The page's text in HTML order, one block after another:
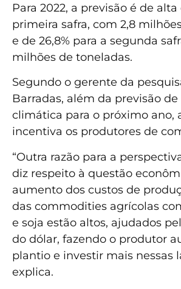
Para 2022, a previsão é de alta
primeira safra, com 2,8
e de 26,8% para a segunda
milhões de toneladas.
Segundo o gerente da
Barradas, além da previsão
climática para o próximo ano,
incentiva os produtores de
“Outra razão para a
diz respeito à questão
aumento dos custos de
das commodities agrícolas
e soja estão altos, ajudados
do dólar, fazendo o produtor
plantio e investir mais nessas
explica.